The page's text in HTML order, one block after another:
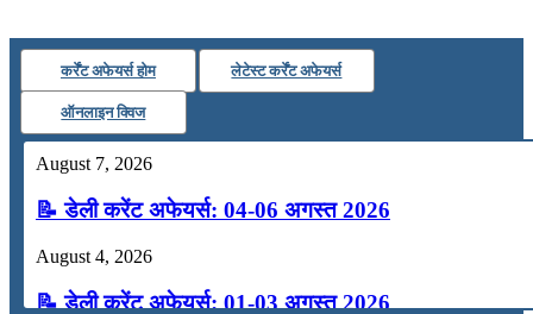
कर्रेंट अफेयर्स होम लेटेस्ट कर्रेंट अफेयर्स
ऑनलाइन क्विज
August 7, 2026
📝 डेली करेंट अफेयर्स: 04-06 अगस्त 2026
August 4, 2026
📝 डेली करेंट अफेयर्स: 01-03 अगस्त 2026